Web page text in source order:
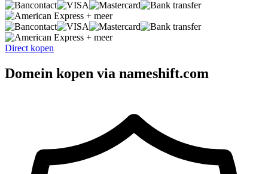
+ meer
+ meer
Direct kopen
Domein kopen via nameshift.com